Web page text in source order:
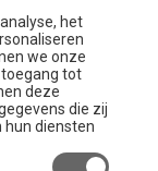
het
we onze
tot
deze
die zij
hun diensten